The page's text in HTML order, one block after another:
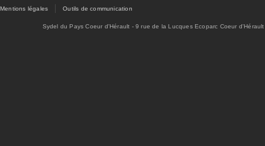
Mentions légales Outils de communication
Sydel du Pays Coeur d'Hérault - 9 rue de la Lucques Ecoparc Coeur